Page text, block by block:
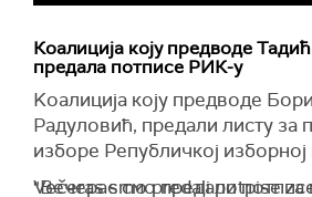
Коалиција коју предводе
предала потписе РИК-у
Kоалиција коју предводе
Радуловић, предали листу за
изборе Републичкој изборној
"Вечерас смо предали
Večeras smo predali potpise za